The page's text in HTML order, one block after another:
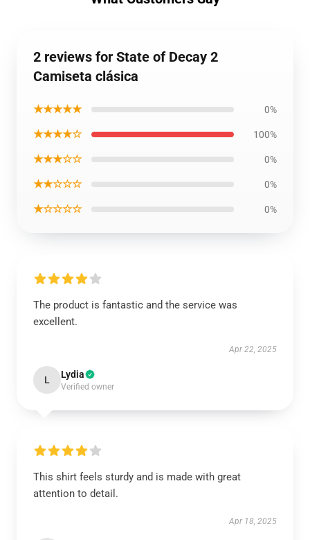
2 reviews for State of Decay 2
Camiseta clásica
★★★★★ 0%
★★★★☆ 100%
★★★☆☆ 0%
★★☆☆☆ 0%
★☆☆☆☆ 0%
The product is fantastic and the service was
excellent.
Apr 22, 2025
L Lydia
Verified owner
This shirt feels sturdy and is made with great
attention to detail.
Apr 18, 2025